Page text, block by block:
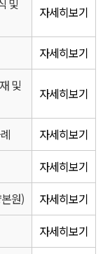
및
자세히보기
자세히보기
및
자세히보기
자세히보기
자세히보기
원)
자세히보기
자세히보기